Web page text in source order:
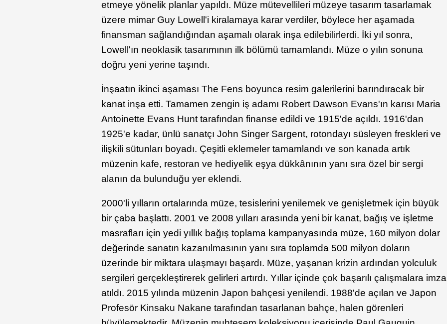
etmeye yönelik planlar yapıldı. Müze mütevellileri müzeye tasarım tasarlamak
üzere mimar Guy Lowell'i kiralamaya karar verdiler, böylece her aşamada
finansman sağlandığından aşamalı olarak inşa edilebilirlerdi. İki yıl sonra,
Lowell'ın neoklasik tasarımının ilk bölümü tamamlandı. Müze o yılın sonuna
doğru yeni yerine taşındı.
İnşaatın ikinci aşaması The Fens boyunca resim galerilerini barındıracak bir
kanat inşa etti. Tamamen zengin iş adamı Robert Dawson Evans'ın karısı Maria
Antoinette Evans Hunt tarafından finanse edildi ve 1915'de açıldı. 1916'dan
1925'e kadar, ünlü sanatçı John Singer Sargent, rotondayı süsleyen freskleri ve
ilişkili sütunları boyadı. Çeşitli eklemeler tamamlandı ve son kanada artık
müzenin kafe, restoran ve hediyelik eşya dükkânının yanı sıra özel bir sergi
alanın da bulunduğu yer eklendi.
2000'li yılların ortalarında müze, tesislerini yenilemek ve genişletmek için büyük
bir çaba başlattı. 2001 ve 2008 yılları arasında yeni bir kanat, bağış ve işletme
masrafları için yedi yıllık bağış toplama kampanyasında müze, 160 milyon dolar
değerinde sanatın kazanılmasının yanı sıra toplamda 500 milyon doların
üzerinde bir miktara ulaşmayı başardı. Müze, yaşanan krizin ardından yolculuk
sergileri gerçekleştirerek gelirleri artırdı. Yıllar içinde çok başarılı çalışmalara imza
atıldı. 2015 yılında müzenin Japon bahçesi yenilendi. 1988'de açılan ve Japon
Profesör Kinsaku Nakane tarafından tasarlanan bahçe, halen görenleri